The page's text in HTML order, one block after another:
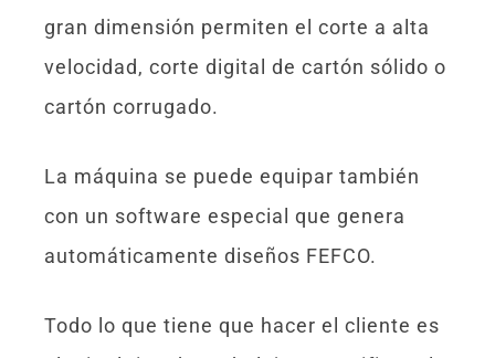
gran dimensión permiten el corte a alta
velocidad, corte digital de cartón sólido o
cartón corrugado.
La máquina se puede equipar también
con un software especial que genera
automáticamente diseños FEFCO.
Todo lo que tiene que hacer el cliente es